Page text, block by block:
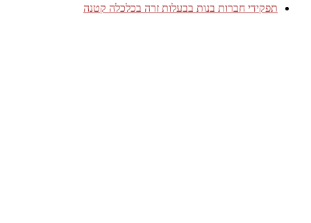
תפקידי חברות בנות בבעלות זרה בכלכלה קטנה